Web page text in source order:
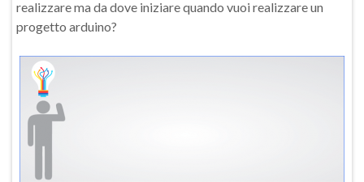
realizzare ma da dove iniziare quando vuoi realizzare un
progetto arduino?